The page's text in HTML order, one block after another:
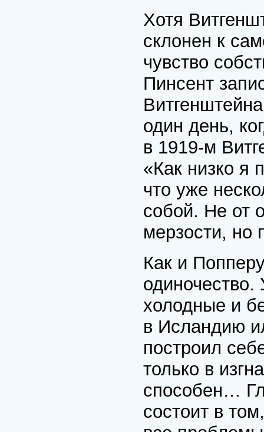
Хотя
склонен к
чувство
Пинсент
один день,
в 1919-м
«Как низко я
что уже
собой. Не от
мерзости, но
Как и
холодные и
в Исландию
построил
только в
способен…
состоит в